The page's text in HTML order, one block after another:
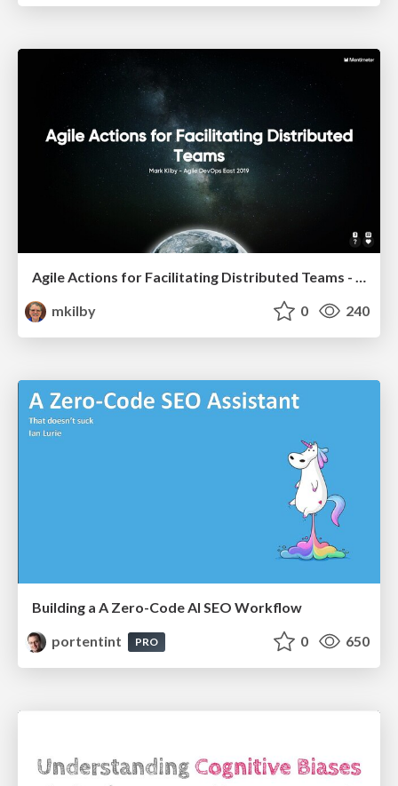
Agile Actions for Facilitating Distributed Teams - ADO2019
mkilby
0 240
Building a A Zero-Code AI SEO Workflow
portentint
PRO 0 650